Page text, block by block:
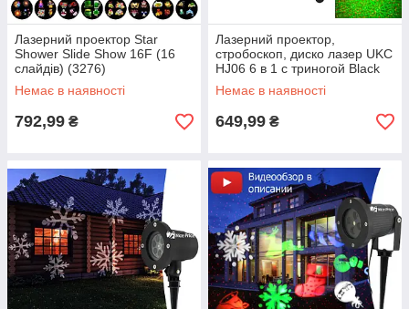
Лазерний проектор Star
Shower Slide Show 16F (16
слайдів) (3276)
Немає в наявності
792,99 ₴
Лазерний проектор,
стробоскоп, диско лазер UKC
HJ06 6 в 1 c триногой Black
(4054)
Немає в наявності
649,99 ₴